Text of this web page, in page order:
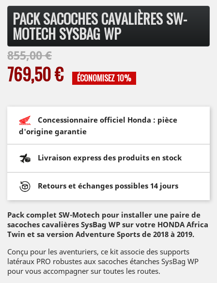
PACK SACOCHES CAVALIÈRES SW-
MOTECH SYSBAG WP
855,00 €
769,50 € ÉCONOMISEZ 10%
Concessionnaire officiel Honda : pièce
d'origine garantie
Livraison express des produits en stock
Retours et échanges possibles 14 jours
Pack complet SW-Motech pour installer une paire de
sacoches cavalières SysBag WP sur votre HONDA Africa
Twin et sa version Adventure Sports de 2018 à 2019.
Conçu pour les aventuriers, ce kit associe des supports
latéraux PRO robustes aux sacoches étanches SysBag WP
pour vous accompagner sur toutes les routes.